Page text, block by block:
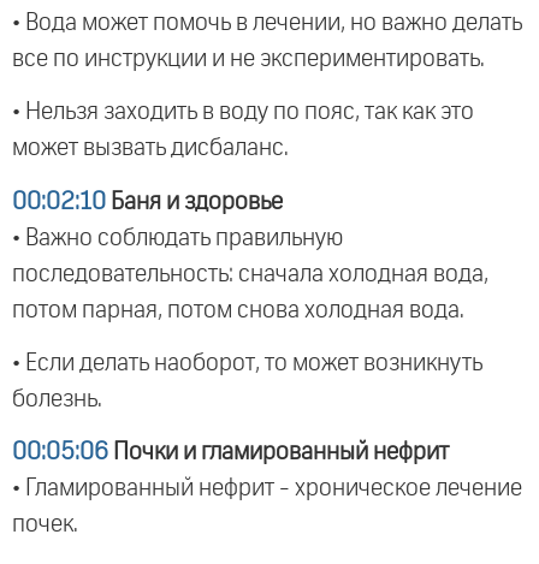
• Вода может помочь в лечении, но важно делать
все по инструкции и не экспериментировать.
• Нельзя заходить в воду по пояс, так как это
может вызвать дисбаланс.
00:02:10 Баня и здоровье
• Важно соблюдать правильную
последовательность: сначала холодная вода,
потом парная, потом снова холодная вода.
• Если делать наоборот, то может возникнуть
болезнь.
00:05:06 Почки и гламированный нефрит
• Гламированный нефрит - хроническое лечение
почек.